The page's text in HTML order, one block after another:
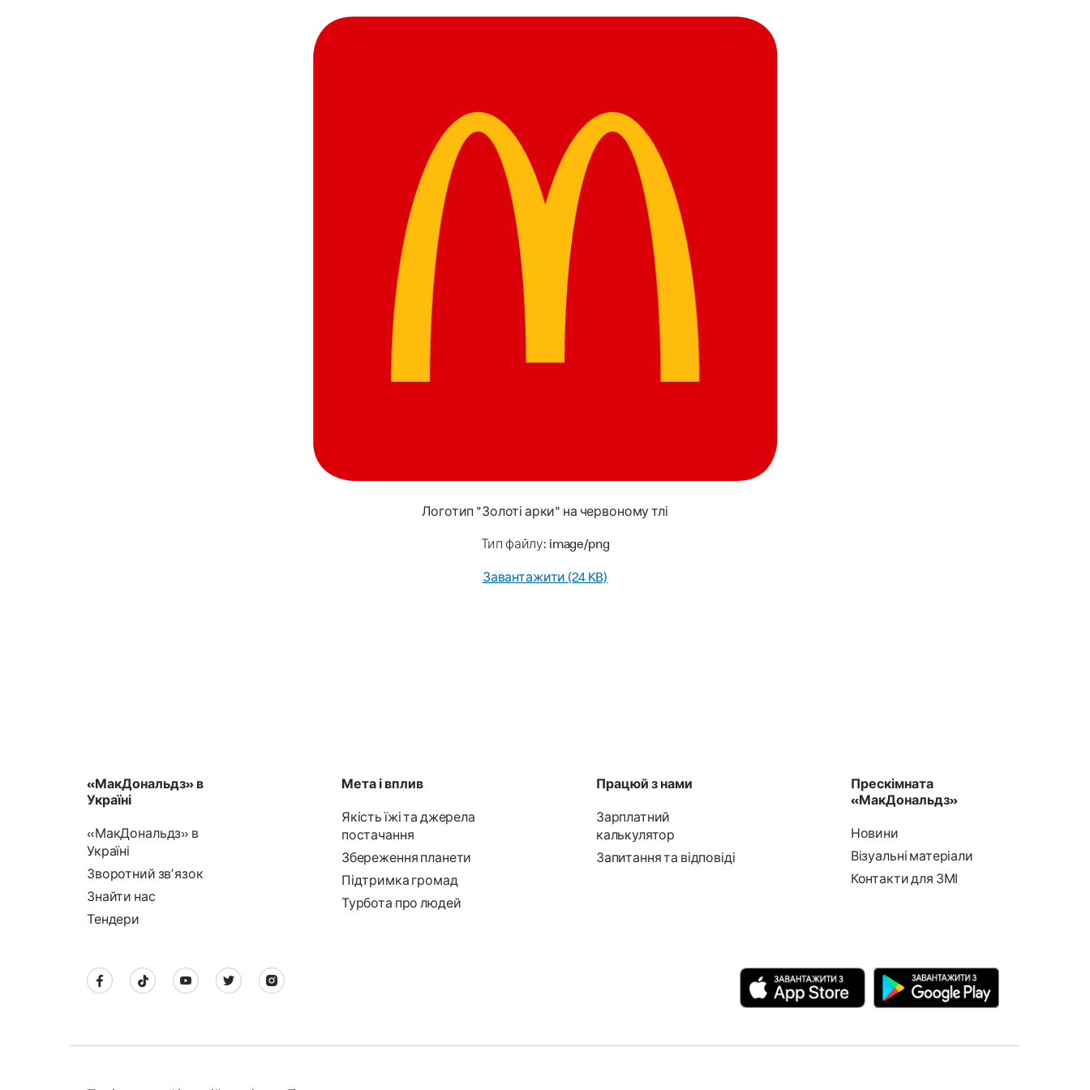
Логотип "Золоті арки" на червоному тлі
Тип файлу: image/png
Завантажити (24 KB)
«МакДональдз» в
Україні
«МакДональдз» в
Україні
Зворотний звʼязок
Знайти нас
Тендери
Мета і вплив
Якість їжі та джерела
постачання
Збереження планети
Підтримка громад
Турбота про людей
Працюй з нами
Зарплатний
калькулятор
Запитання та відповіді
Прескімната
«МакДональдз»
Новини
Візуальні матеріали
Контакти для ЗМІ